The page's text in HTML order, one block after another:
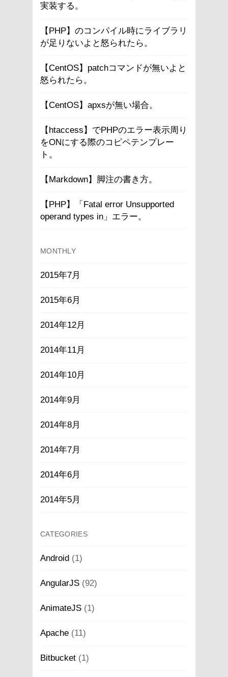
実装する。
【PHP】のコンパイル時にライブラリ
が足りないよと怒られたら。
【CentOS】patchコマンドが無いよと
怒られたら。
【CentOS】apxsが無い場合。
【htaccess】でPHPのエラー表示周り
をONにする際のコピペテンプレー
ト。
【Markdown】脚注の書き方。
【PHP】「Fatal error Unsupported
operand types in」エラー。
MONTHLY
2015年7月
2015年6月
2014年12月
2014年11月
2014年10月
2014年9月
2014年8月
2014年7月
2014年6月
2014年5月
CATEGORIES
Android (1)
AngularJS (92)
AnimateJS (1)
Apache (11)
Bitbucket (1)